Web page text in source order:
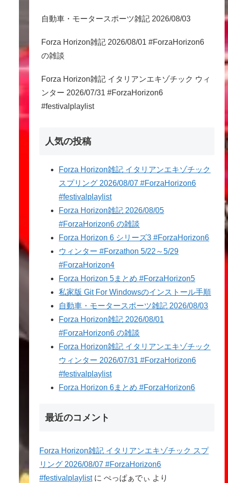
自動車・モータースポーツ雑記 2026/08/03
Forza Horizon雑記 2026/08/01 #ForzaHorizon6
の雑談
Forza Horizon雑記 イタリアンエキゾチック ウィ
ンター 2026/07/31 #ForzaHorizon6
#festivalplaylist
人気の投稿
Forza Horizon雑記 イタリアンエキゾチック
スプリング 2026/08/07 #ForzaHorizon6
#festivalplaylist
Forza Horizon雑記 2026/08/05
#ForzaHorizon6 の雑談
Forza Horizon 6 シリーズ3 #ForzaHorizon6
ウィンター #Forzathon 5/22～5/29
#ForzaHorizon4
Forza Horizon 5まとめ #ForzaHorizon5
私家版 Git For Windowsのインストール手順
自動車・モータースポーツ雑記 2026/08/03
Forza Horizon雑記 2026/08/01
#ForzaHorizon6 の雑談
Forza Horizon雑記 イタリアンエキゾチック
ウィンター 2026/07/31 #ForzaHorizon6
#festivalplaylist
Forza Horizon 6まとめ #ForzaHorizon6
最近のコメント
Forza Horizon雑記 イタリアンエキゾチック スプ
リング 2026/08/07 #ForzaHorizon6
#festivalplaylistにぺっぱぁでぃ より